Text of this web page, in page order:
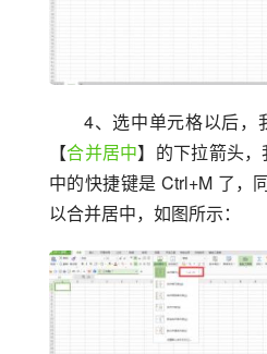
4、选中单元格以后，
【合并居中】的下拉箭头
中的快捷键是 Ctrl+M 了，
以合并居中，如图所示：